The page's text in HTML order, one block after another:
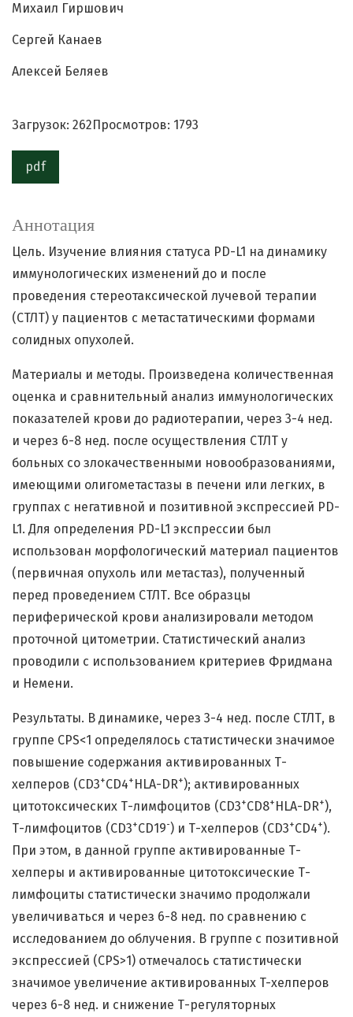
Михаил Гиршович
Сергей Канаев
Алексей Беляев
Загрузок: 262 Просмотров: 1793
pdf
Аннотация
Цель. Изучение влияния статуса PD-L1 на динамику
иммунологических изменений до и после
проведения стереотаксической лучевой терапии
(СТЛТ) у пациентов с метастатическими формами
солидных опухолей.
Материалы и методы. Произведена количественная
оценка и сравнительный анализ иммунологических
показателей крови до радиотерапии, через 3-4 нед.
и через 6-8 нед. после осуществления СТЛТ у
больных со злокачественными новообразованиями,
имеющими олигометастазы в печени или легких, в
группах с негативной и позитивной экспрессией PD-
L1. Для определения PD-L1 экспрессии был
использован морфологический материал пациентов
(первичная опухоль или метастаз), полученный
перед проведением СТЛТ. Все образцы
периферической крови анализировали методом
проточной цитометрии. Статистический анализ
проводили с использованием критериев Фридмана
и Немени.
Результаты. В динамике, через 3-4 нед. после СТЛТ, в
группе CPS<1 определялось cтатистически значимое
повышение содержания активированных Т-
хелперов (CD3+CD4+ HLA-DR+); активированных
цитотоксических Т-лимфоцитов (CD3+СD8+ HLA-DR+),
Т-лимфоцитов (CD3+CD19-) и Т-хелперов (CD3+CD4+).
При этом, в данной группе активированные Т-
хелперы и активированные цитотоксические Т-
лимфоциты статистически значимо продолжали
увеличиваться и через 6-8 нед. по сравнению с
исследованием до облучения. В группе с позитивной
экспрессией (CPS>1) отмечалось статистически
значимое увеличение активированных T-хелперов
через 6-8 нед. и снижение Т-регуляторных